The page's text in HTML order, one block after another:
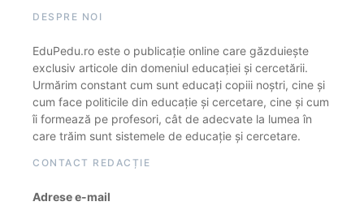
DESPRE NOI
EduPedu.ro este o publicație online care găzduiește
exclusiv articole din domeniul educației și cercetării.
Urmărim constant cum sunt educați copiii noștri, cine și
cum face politicile din educație și cercetare, cine și cum
îi formează pe profesori, cât de adecvate la lumea în
care trăim sunt sistemele de educație și cercetare.
CONTACT REDACȚIE
Adrese e-mail